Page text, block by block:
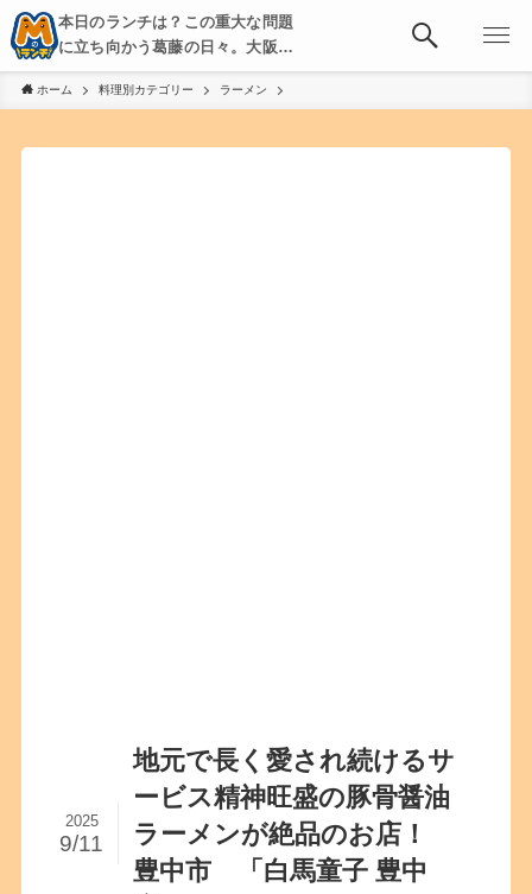
本日のランチは？この重大な問題
に立ち向かう葛藤の日々。大阪・
京都・神戸を中心とした食べ歩
き、飲み歩きを綴る。
ホーム 料理別カテゴリー ラーメン
地元で長く愛され続けるサ
ービス精神旺盛の豚骨醤油
ラーメンが絶品のお店！
豊中市 「白馬童子 豊中
2025
9/11